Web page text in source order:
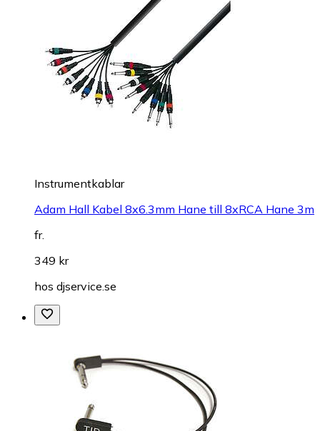
Instrumentkablar
Adam Hall Kabel 8x6.3mm Hane till 8xRCA Hane 3m
fr.
349 kr
hos djservice.se